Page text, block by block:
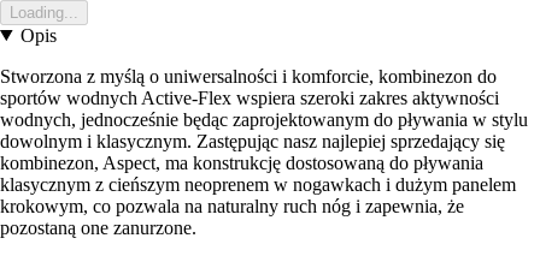
Loading...
Opis
Stworzona z myślą o uniwersalności i komforcie, kombinezon do
sportów wodnych Active-Flex wspiera szeroki zakres aktywności
wodnych, jednocześnie będąc zaprojektowanym do pływania w stylu
dowolnym i klasycznym. Zastępując nasz najlepiej sprzedający się
kombinezon, Aspect, ma konstrukcję dostosowaną do pływania
klasycznym z cieńszym neoprenem w nogawkach i dużym panelem
krokowym, co pozwala na naturalny ruch nóg i zapewnia, że
pozostaną one zanurzone.